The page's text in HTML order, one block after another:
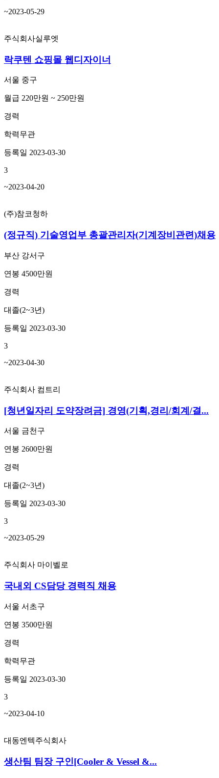
~2023-05-29
주식회사실루엣
락쿠텐 쇼핑몰 웹디자이너
서울 중구
월급 220만원 ~ 250만원
경력
학력무관
등록일 2023-03-30
3
~2023-04-20
(주)참코청하
(정규직) 기술영업부 총괄관리자(기계장비관련)채용
부산 강서구
연봉 4500만원
경력
대졸(2~3년)
등록일 2023-03-30
3
~2023-04-30
주식회사 컴트리
[청년일자리 도약장려금] 경영(기획,경리/회계/결...
서울 금천구
연봉 2600만원
경력
대졸(2~3년)
등록일 2023-03-30
3
~2023-05-29
주식회사 마이벨로
국내외 CS담당 경력직 채용
서울 서초구
연봉 3500만원
경력
학력무관
등록일 2023-03-30
3
~2023-04-10
대동엔텍주식회사
생산팀 팀장 구인[Cooler & Vessel &...